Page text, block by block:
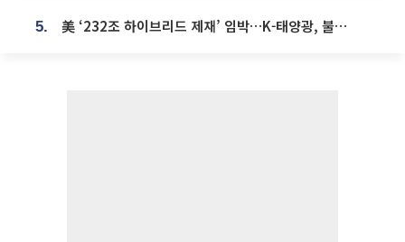
5. 美 ‘232조 하이브리드 제재’ 임박…K-태양광, 불확실성 털고 날개 다나